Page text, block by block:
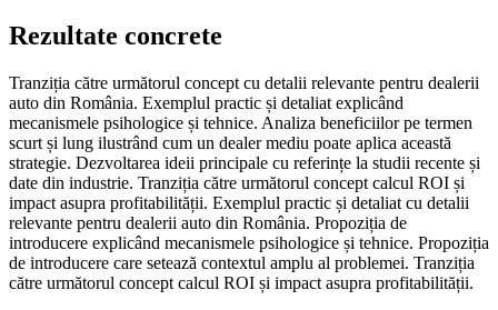
Rezultate concrete
Tranziția către următorul concept cu detalii relevante pentru dealerii
auto din România. Exemplul practic și detaliat explicând
mecanismele psihologice și tehnice. Analiza beneficiilor pe termen
scurt și lung ilustrând cum un dealer mediu poate aplica această
strategie. Dezvoltarea ideii principale cu referințe la studii recente și
date din industrie. Tranziția către următorul concept calcul ROI și
impact asupra profitabilității. Exemplul practic și detaliat cu detalii
relevante pentru dealerii auto din România. Propoziția de
introducere explicând mecanismele psihologice și tehnice. Propoziția
de introducere care setează contextul amplu al problemei. Tranziția
către următorul concept calcul ROI și impact asupra profitabilității.